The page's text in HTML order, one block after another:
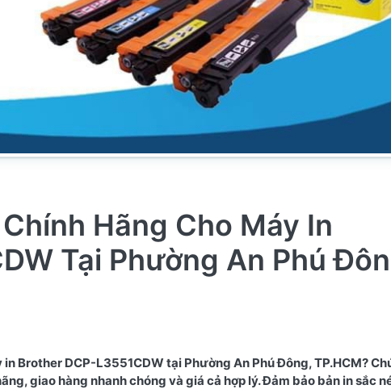
Hãng Cho Máy In
Tại Phường An Phú
Brother DCP-L3551CDW tại Phường An Phú Đông, TP.HCM?
giao hàng nhanh chóng và giá cả hợp lý. Đảm bảo bản in sắc